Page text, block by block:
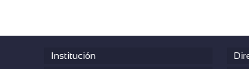
Institución